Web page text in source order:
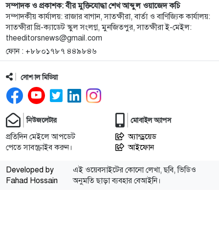
লিওনেল মেসির বাবা আর নেই
১০
১১
সম্পর্ক হয় না: স্বরাষ্ট্রমন্ত্রী
১২
‘আমি তাদের হাতেনাতে ধরেছিলাম’, দুই প্রাক্তন স্বামীকে
নিয়ে শ্বেতা
১৩
আহসান
১৪
সম্পাদক ও প্রকাশক: বীর মুক্তিযোদ্ধা শেখ আব্দুল ওয়াজেদ কচি
সম্পাদকীয় কার্যালয়: রাজার বাগান, সাতক্ষীরা, বার্তা ও বাণিজ্যিক কার্যালয়:
সাতক্ষীরা প্রি-ক্যাডেট স্কুল সংলগ্ন, মুনজিতপুর, সাতক্ষীরা ই-মেইল:
theeditorsnews@gmail.com
ফোন : +৮৮০১৭৮৭ ৪৪৯৮৪৬
সোশ্যাল মিডিয়া
নিউজলেটার
প্রতিদিন মেইলে আপডেট
পেতে সাবস্ক্রাইব করুন।
মোবাইল অ্যাপস
অ্যান্ড্রয়েড
আইফোন
Developed by
Fahad Hossain
এই ওয়েবসাইটের কোনো লেখা, ছবি, ভিডিও
অনুমতি ছাড়া ব্যবহার বেআইনি।